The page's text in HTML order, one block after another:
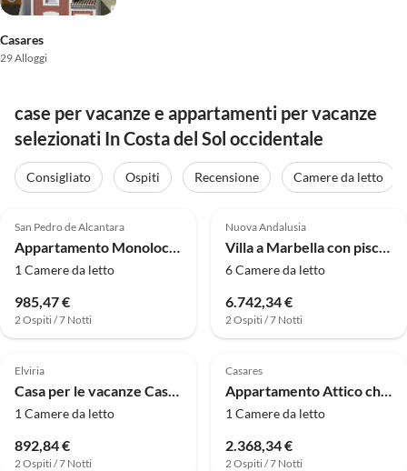
Casares
29 Alloggi
case per vacanze e appartamenti per vacanze
selezionati In Costa del Sol occidentale
Consigliato Ospiti Recensione
Camere da letto
San Pedro de Alcantara
1 Camere da letto
985,47 €
2 Ospiti / 7 Notti
Nuova Andalusia
6 Camere da letto
6.742,34 €
2 Ospiti / 7 Notti
4.0 (5)
Elviria
1 Camere da letto
892,84 €
2 Ospiti / 7 Notti
Casares
1 Camere da letto
2.368,34 €
2 Ospiti / 7 Notti